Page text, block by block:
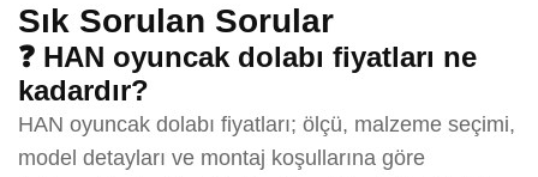
Sık Sorulan Sorular
❓ HAN oyuncak dolabı fiyatları ne
kadardır?
HAN oyuncak dolabı fiyatları; ölçü, malzeme seçimi,
model detayları ve montaj koşullarına göre